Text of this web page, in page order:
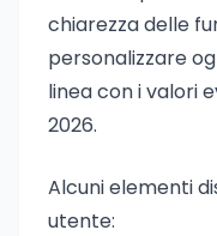
chiarezza delle
personalizzare
linea con i valori
2026.
Alcuni elementi
utente: